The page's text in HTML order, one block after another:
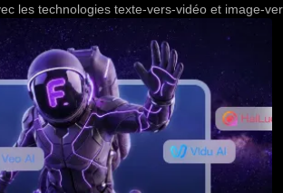
les technologies texte-vers-vidéo et image-